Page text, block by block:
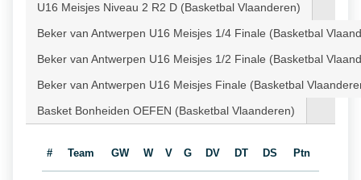
U16 Meisjes Niveau 2 R2 D (Basketbal Vlaanderen)
Beker van Antwerpen U16 Meisjes 1/4 Finale (Basketbal
Beker van Antwerpen U16 Meisjes 1/2 Finale (Basketbal
Beker van Antwerpen U16 Meisjes Finale (Basketbal
Basket Bonheiden OEFEN (Basketbal Vlaanderen)
# Team GW W V G DV DT DS Ptn